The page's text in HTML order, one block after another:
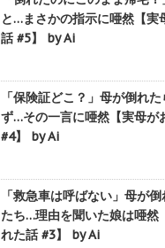
と…まさかの指示に唖然【実
話 #5】 by Ai
「保険証どこ？」母が倒れ
ず…その一言に唖然【実母が
#4】 by Ai
「救急車は呼ばない」母が
たち…理由を聞いた娘は唖然
れた話 #3】 by Ai